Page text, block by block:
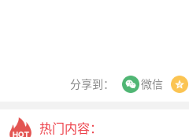
分享到： 微信
热门内容：